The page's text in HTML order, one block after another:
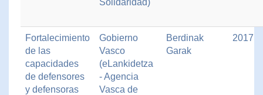
Solidaridad)
Fortalecimiento
de las
capacidades
de defensores
y defensoras
Gobierno
Vasco
(eLankidetza
- Agencia
Vasca de
Berdinak
Garak
2017